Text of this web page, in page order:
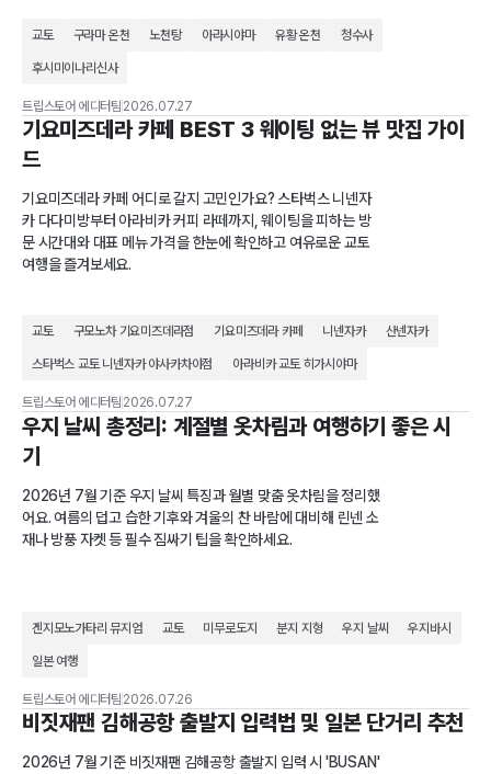
교토 구라마 온천 노천탕 아라시야마 유황 온천 청수사
후시미이나리신사
트립스토어 에디터팀 2026.07.27
기요미즈데라 카페 BEST 3 웨이팅 없는 뷰 맛집 가이
드
기요미즈데라 카페 어디로 갈지 고민인가요? 스타벅스 니넨자
카 다다미방부터 아라비카 커피 라떼까지, 웨이팅을 피하는 방
문 시간대와 대표 메뉴 가격을 한눈에 확인하고 여유로운 교토
여행을 즐겨보세요.
교토 구모노차 기요미즈데라점 기요미즈데라 카페 니넨자카 산넨자카
스타벅스 교토 니넨자카 야사카차야점 아라비카 교토 히가시야마
트립스토어 에디터팀 2026.07.27
우지 날씨 총정리: 계절별 옷차림과 여행하기 좋은 시
기
2026년 7월 기준 우지 날씨 특징과 월별 맞춤 옷차림을 정리했
어요. 여름의 덥고 습한 기후와 겨울의 찬 바람에 대비해 린넨 소
재나 방풍 자켓 등 필수 짐싸기 팁을 확인하세요.
겐지모노가타리 뮤지엄 교토 미무로도지 분지 지형 우지 날씨 우지바시
일본 여행
트립스토어 에디터팀 2026.07.26
비짓재팬 김해공항 출발지 입력법 및 일본 단거리 추천
2026년 7월 기준 비짓재팬 김해공항 출발지 입력 시 'BUSAN'